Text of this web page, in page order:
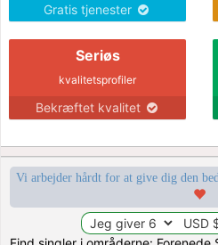
Gratis tjenester
Seriøs
kvalitetsprofiler
Bekræftet kvalitet
Vi arbejder hårdt for at give dig den